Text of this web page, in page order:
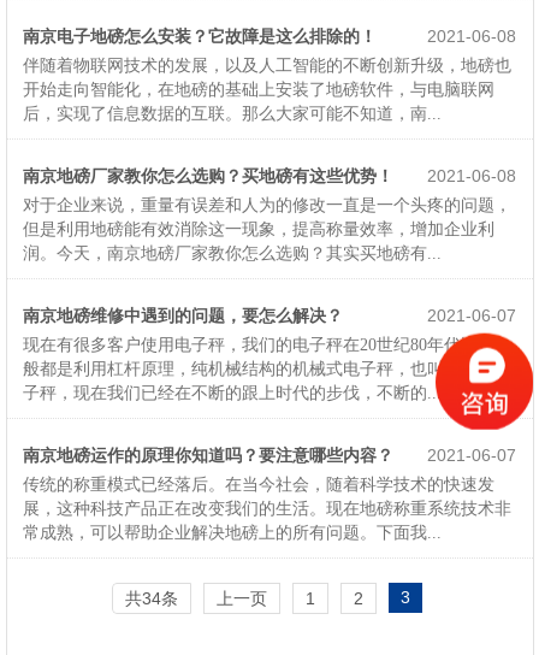
南京电子地磅怎么安装？它故障是这么排除的！ 2021-06-08
伴随着物联网技术的发展，以及人工智能的不断创新升级，地磅也
开始走向智能化，在地磅的基础上安装了地磅软件，与电脑联网
后，实现了信息数据的互联。那么大家可能不知道，南...
南京地磅厂家教你怎么选购？买地磅有这些优势！ 2021-06-08
对于企业来说，重量有误差和人为的修改一直是一个头疼的问题，
但是利用地磅能有效消除这一现象，提高称量效率，增加企业利
润。今天，南京地磅厂家教你怎么选购？其实买地磅有...
南京地磅维修中遇到的问题，要怎么解决？ 2021-06-07
现在有很多客户使用电子秤，我们的电子秤在20世纪80年代以前一
般都是利用杠杆原理，纯机械结构的机械式电子秤，也叫机械式电
子秤，现在我们已经在不断的跟上时代的步伐，不断的...
南京地磅运作的原理你知道吗？要注意哪些内容？ 2021-06-07
传统的称重模式已经落后。在当今社会，随着科学技术的快速发
展，这种科技产品正在改变我们的生活。现在地磅称重系统技术非
常成熟，可以帮助企业解决地磅上的所有问题。下面我...
共34条 上一页 1 2 3